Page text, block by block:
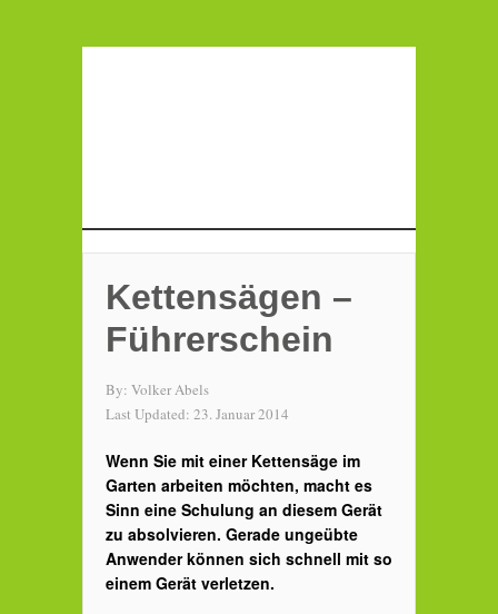
Kettensägen –
Führerschein
By: Volker Abels
Last Updated: 23. Januar 2014
Wenn Sie mit einer Kettensäge im
Garten arbeiten möchten, macht es
Sinn eine Schulung an diesem Gerät
zu absolvieren. Gerade ungeübte
Anwender können sich schnell mit so
einem Gerät verletzen.